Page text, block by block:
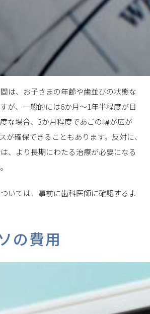
は、お子さまの年齢や歯並びの状態な
が、一般的には6か月～1年半程度が目
な場合、3か月程度であごの幅が広が
が確保できることもあります。反対に、
、より長期にわたる治療が必要になる
いては、事前に歯科医師に確認するよ
の費用